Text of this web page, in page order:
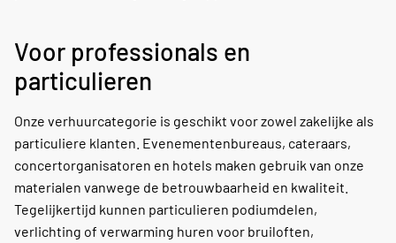
Voor professionals en
particulieren
Onze verhuurcategorie is geschikt voor zowel zakelijke als
particuliere klanten. Evenementenbureaus, cateraars,
concertorganisatoren en hotels maken gebruik van onze
materialen vanwege de betrouwbaarheid en kwaliteit.
Tegelijkertijd kunnen particulieren podiumdelen,
verlichting of verwarming huren voor bruiloften,